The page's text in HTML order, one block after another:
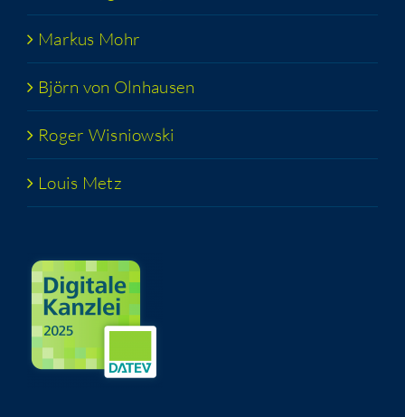
Mar­kus Mohr
Björn von Olnhausen
Roger Wis­niow­ski
Lou­is Metz